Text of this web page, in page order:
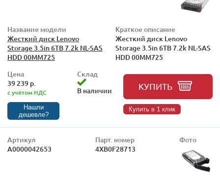
Название модели
Жесткий диск Lenovo
Storage 3.5in 6TB 7.2k NL-SAS
HDD 00MM725
Краткое описание
Жесткий диск Lenovo
Storage 3.5in 6TB 7.2k NL-SAS
HDD 00MM725
Цена
39 239 р.
с учётом НДС
Нашли
дешевле?
Склад
В наличии
КУПИТЬ
Купить в 1 клик
Артикул
А0000042653
Парт. номер
4XB0F28713
Фото